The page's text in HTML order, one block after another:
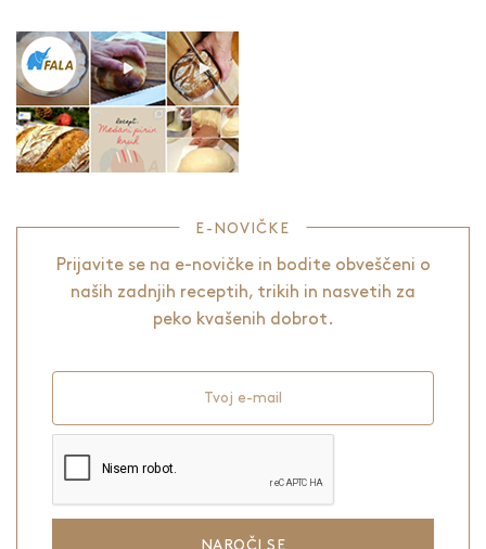
E-NOVIČKE
Prijavite se na e-novičke in bodite obveščeni o
naših zadnjih receptih, trikih in nasvetih za
peko kvašenih dobrot.
Tvoj e-mail
NAROČI SE